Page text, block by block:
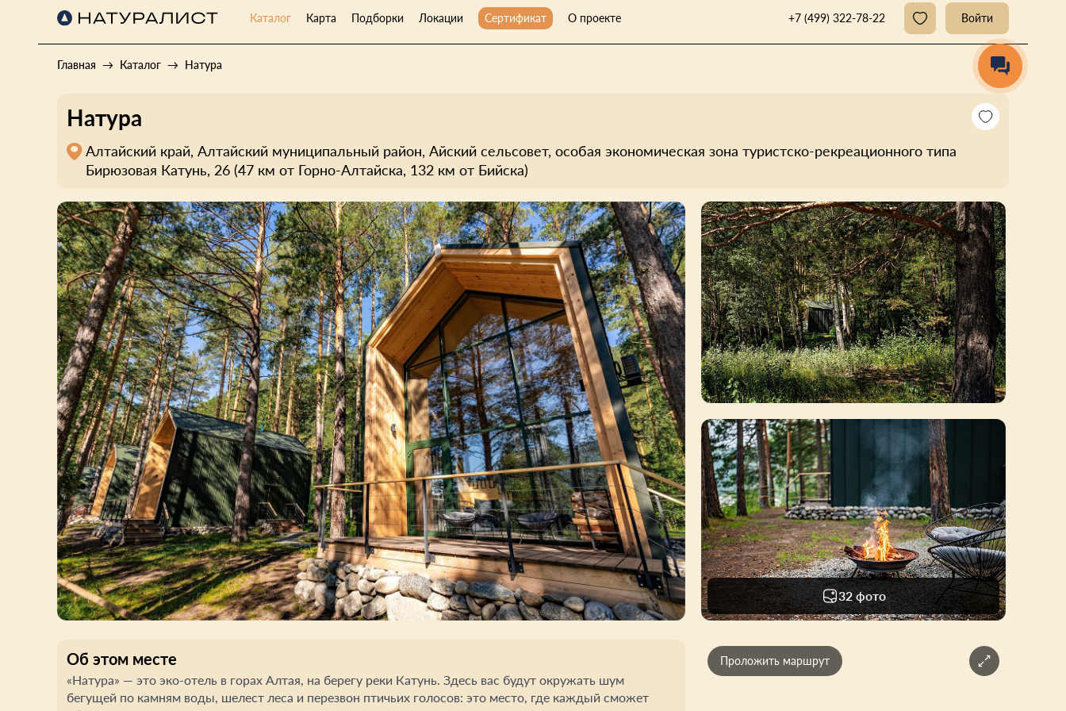
Каталог Карта Подборки Локации Сертификат О проекте +7 (499) 322-78-22 Войти
Главная Каталог Натура
Натура
Алтайский край, Алтайский муниципальный район, Айский сельсовет, особая экономическая зона туристско-рекреационного типа
Бирюзовая Катунь, 26 (47 км от Горно-Алтайска, 132 км от Бийска)
32 фото
Об этом месте
«Натура» — это эко-отель в горах Алтая, на берегу реки Катунь. Здесь вас будут окружать шум
бегущей по камням воды, шелест леса и перезвон птичьих голосов: это место, где каждый сможет
Проложить маршрут